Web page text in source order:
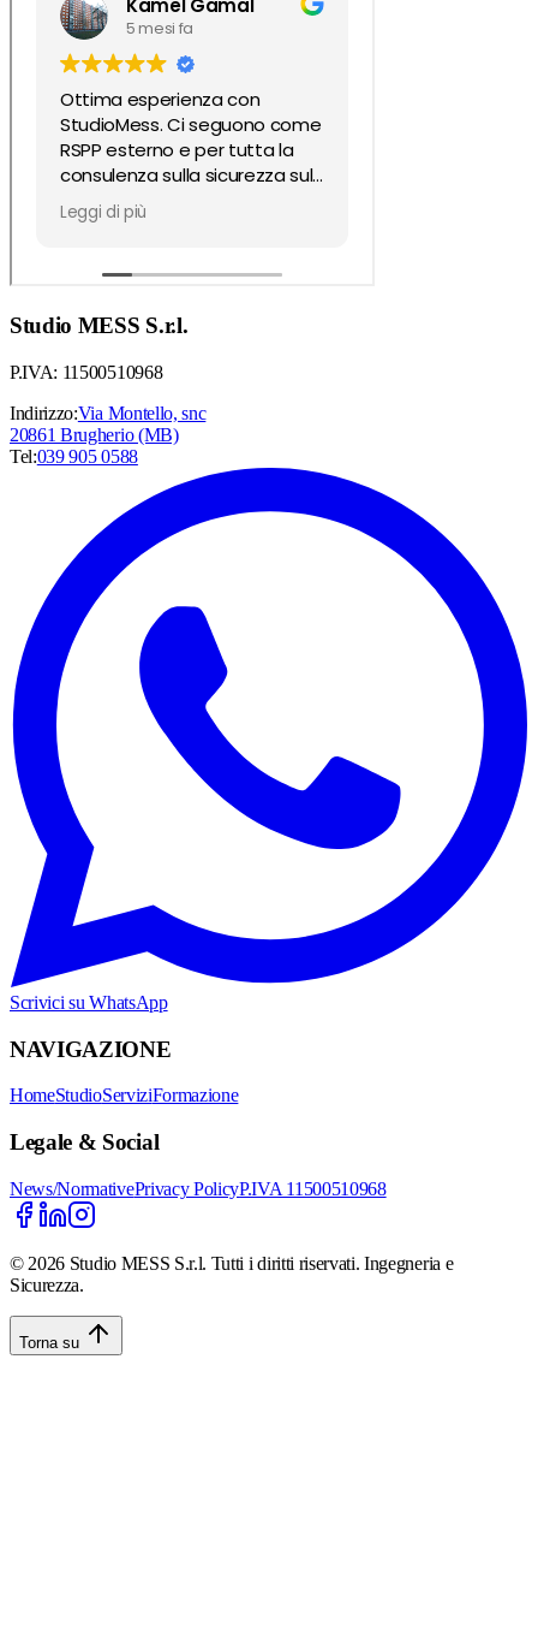
Studio MESS S.r.l.
P.IVA: 11500510968
Indirizzo:Via Montello, snc
20861 Brugherio (MB)
Tel:039 905 0588
Scrivici su WhatsApp
NAVIGAZIONE
HomeStudioServiziFormazione
Legale & Social
News/NormativePrivacy PolicyP.IVA 11500510968
© 2026 Studio MESS S.r.l. Tutti i diritti riservati. Ingegneria e
Sicurezza.
Torna su